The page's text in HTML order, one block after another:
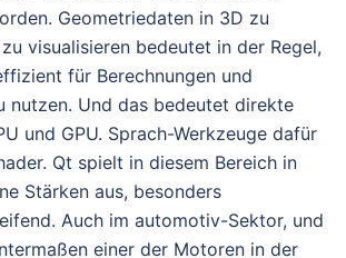
Geometriedaten in 3D zu
visualisieren bedeutet in der Regel,
für Berechnungen und
nutzen. Und das bedeutet direkte
und GPU. Sprach-Werkzeuge dafür
Qt spielt in diesem Bereich in
Stärken aus, besonders
Auch im automotiv-Sektor, und
einer der Motoren in der